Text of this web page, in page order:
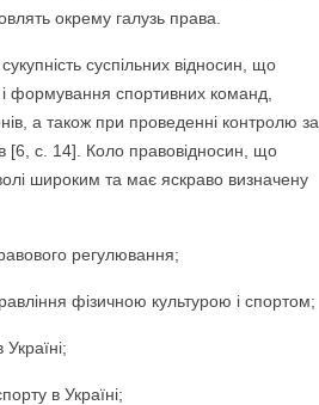
окрему галузь права.
суспільних відносин, що
і формування спортивних команд,
а також при проведенні контролю за
[6, с. 14]. Коло правовідносин, що
широким та має яскраво визначену
регулювання;
фізичною культурою і спортом;
в Україні;